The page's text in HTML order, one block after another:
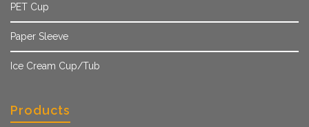
PET Cup
Paper Sleeve
Ice Cream Cup/Tub
Products